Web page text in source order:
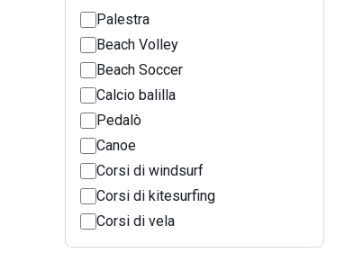
Palestra
Beach Volley
Beach Soccer
Calcio balilla
Pedalò
Canoe
Corsi di windsurf
Corsi di kitesurfing
Corsi di vela